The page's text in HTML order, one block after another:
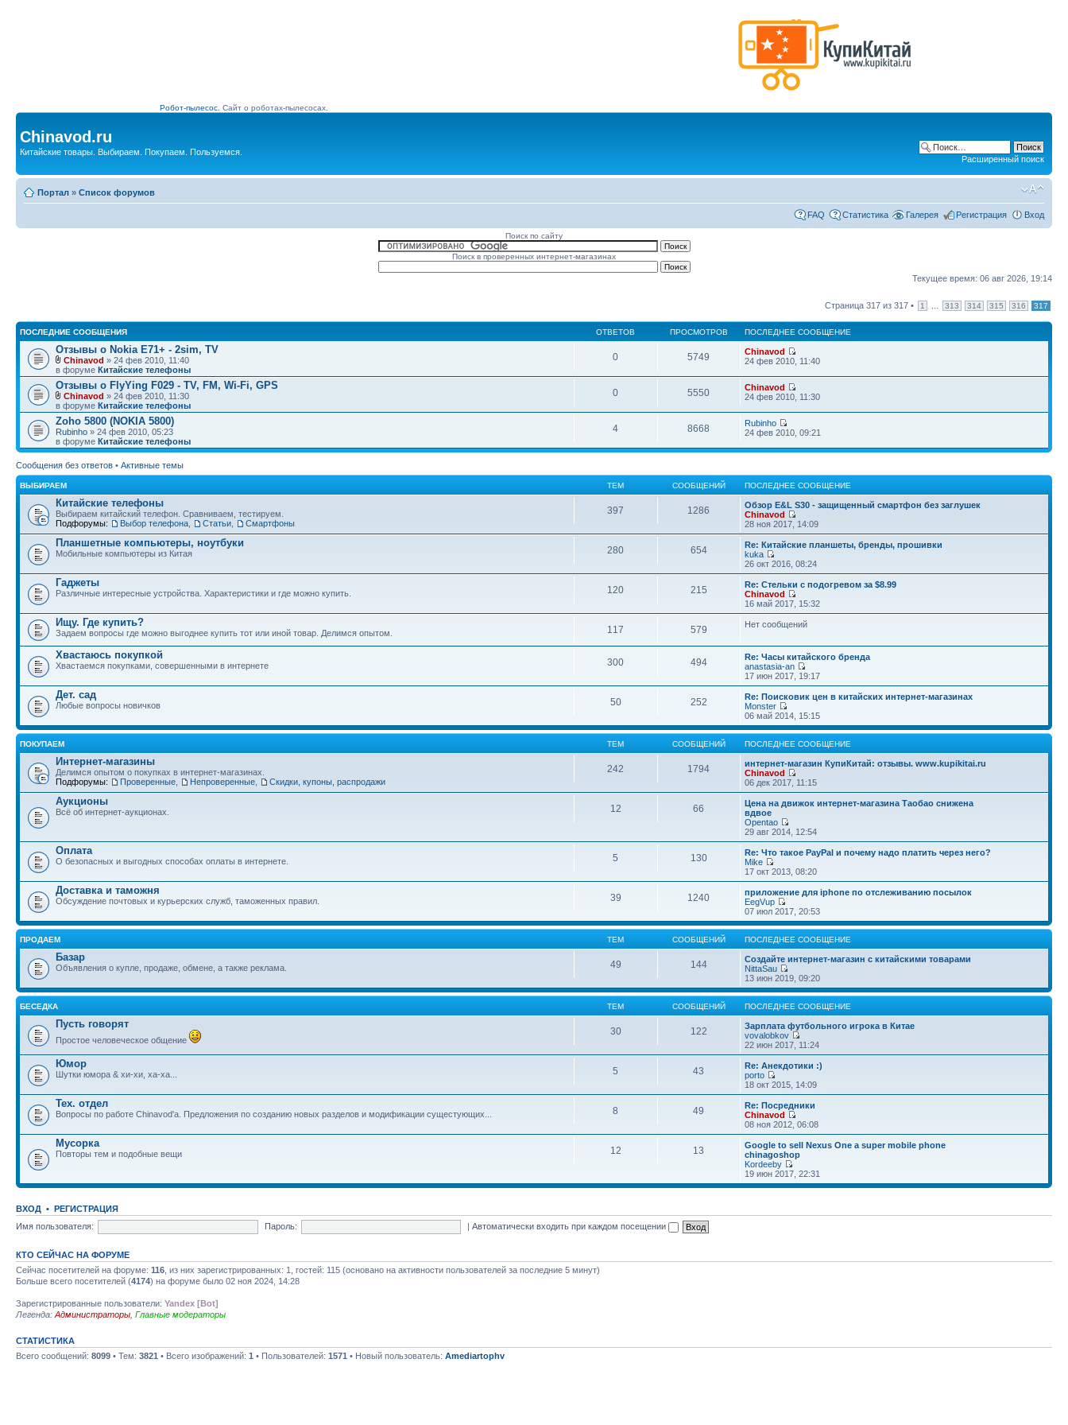
Робот-пылесос. Сайт о роботах-пылесосах.
Chinavod.ru
Китайские товары. Выбираем. Покупаем. Пользуемся.
Расширенный поиск
Портал » Список форумов
FAQ Статистика Галерея Регистрация Вход
Поиск по сайту
Поиск в проверенных интернет-магазинах
Текущее время: 06 авг 2026, 19:14
Страница 317 из 317 • 1 313 314 315 316 317
ПОСЛЕДНИЕ СООБЩЕНИЯ ОТВЕТОВ ПРОСМОТРОВ ПОСЛЕДНЕЕ СООБЩЕНИЕ
Отзывы о Nokia E71+ - 2sim, TV
Chinavod » 24 фев 2010, 11:40
в форуме Китайские телефоны
0 5749
Chinavod
24 фев 2010, 11:40
Отзывы о FlyYing F029 - TV, FM, Wi-Fi, GPS
Chinavod » 24 фев 2010, 11:30
в форуме Китайские телефоны
0 5550
Chinavod
24 фев 2010, 11:30
Zoho 5800 (NOKIA 5800)
Rubinho » 24 фев 2010, 05:23
в форуме Китайские телефоны
4 8668
Rubinho
24 фев 2010, 09:21
Сообщения без ответов • Активные темы
ВЫБИРАЕМ ТЕМ СООБЩЕНИЙ ПОСЛЕДНЕЕ СООБЩЕНИЕ
Китайские телефоны
Выбираем китайский телефон. Сравниваем, тестируем.
Подфорумы:
Выбор телефона Статьи Смартфоны
397 1286
Обзор E&L S30 - защищенный смартфон без заглушек
Chinavod
28 ноя 2017, 14:09
Планшетные компьютеры, ноутбуки
Мобильные компьютеры из Китая 280 654
Re: Китайские планшеты, бренды, прошивки
kuka
26 окт 2016, 08:24
Гаджеты
Различные интересные устройства. Характеристики и где можно купить. 120 215
Re: Стельки с подогревом за $8.99
Chinavod
16 май 2017, 15:32
Ищу. Где купить?
Задаем вопросы где можно выгоднее купить тот или иной товар. Делимся опытом. 117 579 Нет сообщений
Хвастаюсь покупкой
Хвастаемся покупками, совершенными в интернете 300 494
Re: Часы китайского бренда
anastasia-an
17 июн 2017, 19:17
Дет. сад
Любые вопросы новичков 50 252
Re: Поисковик цен в китайских интернет-магазинах
Monster
06 май 2014, 15:15
ПОКУПАЕМ ТЕМ СООБЩЕНИЙ ПОСЛЕДНЕЕ СООБЩЕНИЕ
Интернет-магазины
Делимся опытом о покупках в интернет-магазинах.
Подфорумы:
Проверенные Непроверенные Скидки, купоны, распродажи
242 1794
интернет-магазин КупиКитай: отзывы. www.kupikitai.ru
Chinavod
06 дек 2017, 11:15
Аукционы
Всё об интернет-аукционах. 12 66
Цена на движок интернет-магазина Таобао снижена
вдвое
Opentao
29 авг 2014, 12:54
Оплата
О безопасных и выгодных способах оплаты в интернете. 5 130
Re: Что такое PayPal и почему надо платить через него?
Mike
17 окт 2013, 08:20
Доставка и таможня
Обсуждение почтовых и курьерских служб, таможенных правил. 39 1240
приложение для iphone по отслеживанию посылок
EegVup
07 июл 2017, 20:53
ПРОДАЕМ ТЕМ СООБЩЕНИЙ ПОСЛЕДНЕЕ СООБЩЕНИЕ
Базар
Объявления о купле, продаже, обмене, а также реклама. 49 144
Создайте интернет-магазин с китайскими товарами
NittaSau
13 июн 2019, 09:20
БЕСЕДКА ТЕМ СООБЩЕНИЙ ПОСЛЕДНЕЕ СООБЩЕНИЕ
Пусть говорят
Простое человеческое общение
30 122
Зарплата футбольного игрока в Китае
vovalobkov
22 июн 2017, 11:24
Юмор
Шутки юмора & хи-хи, ха-ха... 5 43
Re: Анекдотики :)
porto
18 окт 2015, 14:09
Тех. отдел
Вопросы по работе Chinavod'а. Предложения по созданию новых разделов и модификации сущестующих... 8 49
Re: Посредники
Chinavod
08 ноя 2012, 06:08
Мусорка
Повторы тем и подобные вещи 12 13
Google to sell Nexus One a super mobile phone
chinagoshop
Kordeeby
19 июн 2017, 22:31
ВХОД • РЕГИСТРАЦИЯ
Имя пользователя:
Пароль: |Автоматически входить при каждом посещении
КТО СЕЙЧАС НА ФОРУМЕ
Сейчас посетителей на форуме: 116 , из них зарегистрированных: 1, гостей: 115 (основано на активности пользователей за последние 5 минут)
Больше всего посетителей (4174) на форуме было 02 ноя 2024, 14:28
Зарегистрированные пользователи: Yandex [Bot]
Легенда: Администраторы Главные модераторы
СТАТИСТИКА
Всего сообщений: 8099 • Тем: 3821 • Всего изображений: 1 • Пользователей: 1571 • Новый пользователь: Amediartophv